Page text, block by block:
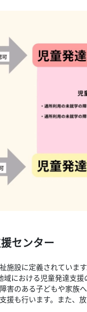
センター
施設に定義されていま
域における児童発達支
害のある子どもや家族
援も行います。また、